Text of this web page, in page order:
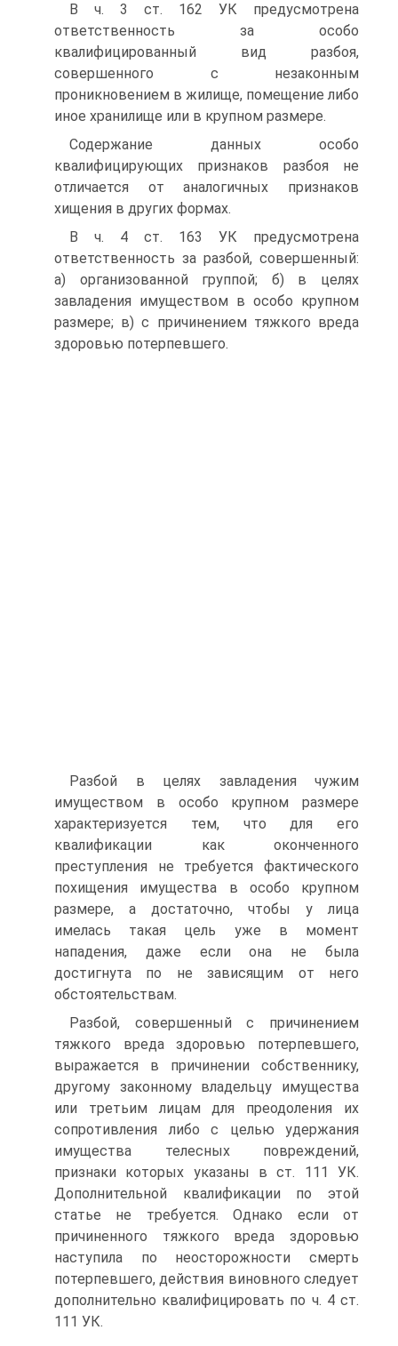
В ч. 3 ст. 162 УК предусмотрена
ответственность за особо
квалифицированный вид разбоя,
совершенного с незаконным
проникновением в жилище, помещение либо
иное хранилище или в крупном размере.
Содержание данных особо
квалифицирующих признаков разбоя не
отличается от аналогичных признаков
хищения в других формах.
В ч. 4 ст. 163 УК предусмотрена
ответственность за разбой, совершенный:
а) организованной группой; б) в целях
завладения имуществом в особо крупном
размере; в) с причинением тяжкого вреда
здоровью потерпевшего.
Разбой в целях завладения чужим
имуществом в особо крупном размере
характеризуется тем, что для его
квалификации как оконченного
преступления не требуется фактического
похищения имущества в особо крупном
размере, а достаточно, чтобы у лица
имелась такая цель уже в момент
нападения, даже если она не была
достигнута по не зависящим от него
обстоятельствам.
Разбой, совершенный с причинением
тяжкого вреда здоровью потерпевшего,
выражается в причинении собственнику,
другому законному владельцу имущества
или третьим лицам для преодоления их
сопротивления либо с целью удержания
имущества телесных повреждений,
признаки которых указаны в ст. 111 УК.
Дополнительной квалификации по этой
статье не требуется. Однако если от
причиненного тяжкого вреда здоровью
наступила по неосторожности смерть
потерпевшего, действия виновного следует
дополнительно квалифицировать по ч. 4 ст.
111 УК.